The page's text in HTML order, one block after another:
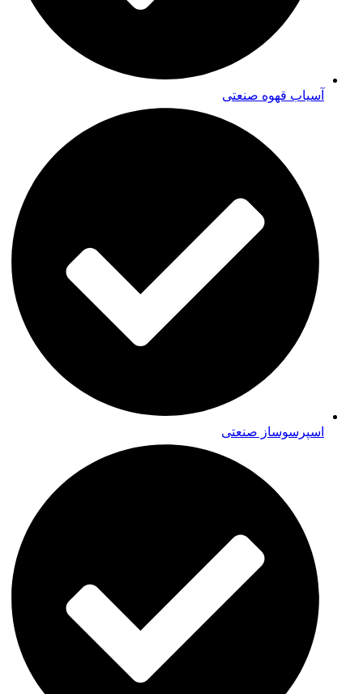
آسیاب قهوه صنعتی
اسپرسوساز صنعتی